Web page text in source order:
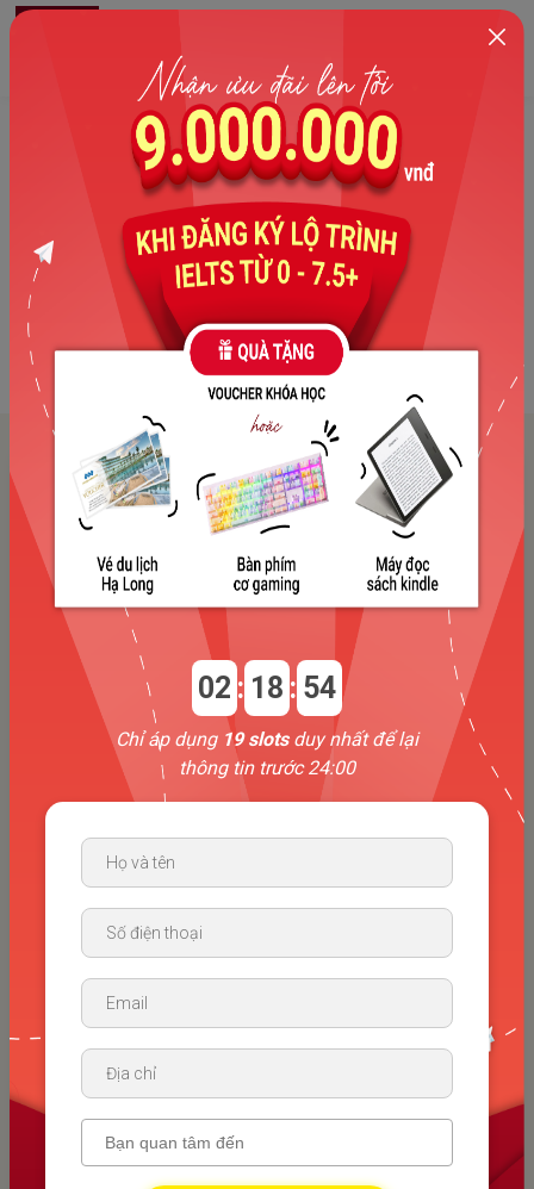
Khóa học Tiếng Anh Cambridge
chohọc sinh cấp 1, cấp 2
Chất lượng, cam kết đầu ra
The Catalyst for English là cơ sở luyện thi IELTS được thành lập bởi
các thầy cô là giảng viên & cựu sinh viên có chuyên môn cao của
trường Đại học Ngoại Ngữ - Đại học Quốc gia Hà Nội.
Đng Ký Ngay Chi tiết khóa học
Đội ngũ giảng viên chuẩn sư phạm
Các thầy cô đến từ các trường đại học hàng đầu Việt
Nam. Có IELTS từ 7.5+
Cam kết đầu ra bám sát chương trình
Giáo trình giảng dạy tại TCE đạt chuẩn quy định của sở
Giáo dục & Đào tạo.
Lớp học sĩ số nhỏ chỉ từ 6-12 bạn
Lớp học tại TCE chỉ từ 6 - 12 bạn.
02 : 18 : 54
Chỉ áp dụng 19 slotsduy nhất để lại
thông tin trước 24:00